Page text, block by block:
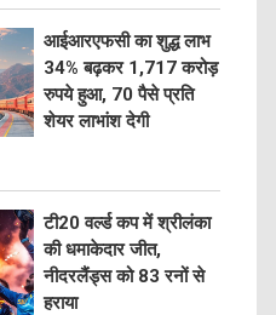
आईआरएफसी का शुद्ध लाभ
34% बढ़कर 1,717 करोड़
रुपये हुआ, 70 पैसे प्रति
शेयर लाभांश देगी
टी20 वर्ल्ड कप में श्रीलंका
की धमाकेदार जीत,
नीदरलैंड्स को 83 रनों से
हराया